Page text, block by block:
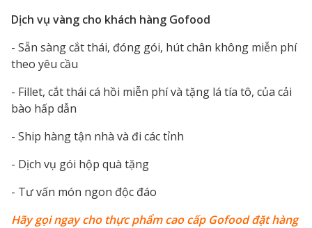
Dịch vụ vàng cho khách hàng Gofood
- Sẵn sàng cắt thái, đóng gói, hút chân không miễn phí
theo yêu cầu
- Fillet, cắt thái cá hồi miễn phí và tặng lá tía tô, của cải
bào hấp dẫn
- Ship hàng tận nhà và đi các tỉnh
- Dịch vụ gói hộp quà tặng
- Tư vấn món ngon độc đáo
Hãy gọi ngay cho thực phẩm cao cấp Gofood đặt hàng